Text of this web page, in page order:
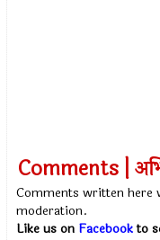
Comments |
Comments written here
moderation.
Like us on Facebookto